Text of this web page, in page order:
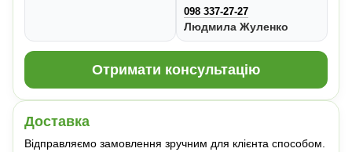
098 337-27-27
Людмила Жуленко
Отримати консультацію
Доставка
Відправляємо замовлення зручним для клієнта способом.